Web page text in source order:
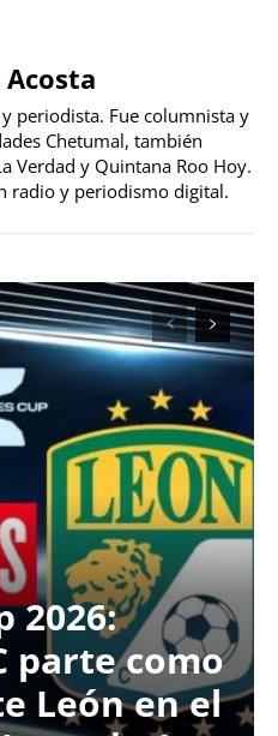
periodista. Fue columnista y
Chetumal, también
Verdad y Quintana Roo Hoy.
radio y periodismo digital.
2026:
parte como
León en el